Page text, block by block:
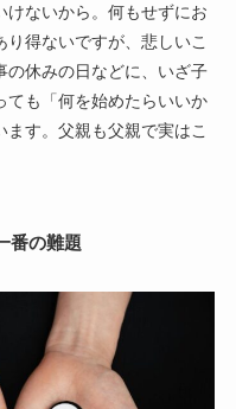
けないから。何もせずにお
得ないですが、悲しいこ
の休みの日などに、いざ子
ても「何を始めたらいいか
す。父親も父親で実はこ
番の難題